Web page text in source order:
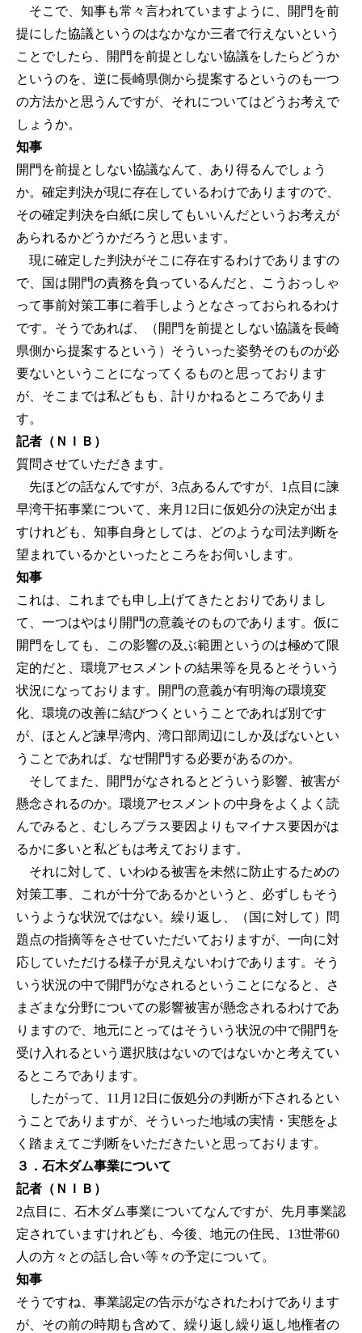
そこで、知事も常々言われていますように、開門を前
提にした協議というのはなかなか三者で行えないという
ことでしたら、開門を前提としない協議をしたらどうか
というのを、逆に長崎県側から提案するというのも一つ
の方法かと思うんですが、それについてはどうお考えで
しょうか。
知事
開門を前提としない協議なんて、あり得るんでしょう
か。確定判決が現に存在しているわけでありますので、
その確定判決を白紙に戻してもいいんだというお考えが
あられるかどうかだろうと思います。
現に確定した判決がそこに存在するわけでありますの
で、国は開門の責務を負っているんだと、こうおっしゃ
って事前対策工事に着手しようとなさっておられるわけ
です。そうであれば、（開門を前提としない協議を長崎
県側から提案するという）そういった姿勢そのものが必
要ないということになってくるものと思っております
が、そこまでは私どもも、計りかねるところでありま
す。
記者（ＮＩＢ）
質問させていただきます。
先ほどの話なんですが、3点あるんですが、1点目に諫
早湾干拓事業について、来月12日に仮処分の決定が出ま
すけれども、知事自身としては、どのような司法判断を
望まれているかといったところをお伺いします。
知事
これは、これまでも申し上げてきたとおりでありまし
て、一つはやはり開門の意義そのものであります。仮に
開門をしても、この影響の及ぶ範囲というのは極めて限
定的だと、環境アセスメントの結果等を見るとそういう
状況になっております。開門の意義が有明海の環境変
化、環境の改善に結びつくということであれば別です
が、ほとんど諫早湾内、湾口部周辺にしか及ばないとい
うことであれば、なぜ開門する必要があるのか。
そしてまた、開門がなされるとどういう影響、被害が
懸念されるのか。環境アセスメントの中身をよくよく読
んでみると、むしろプラス要因よりもマイナス要因がは
るかに多いと私どもは考えております。
それに対して、いわゆる被害を未然に防止するための
対策工事、これが十分であるかというと、必ずしもそう
いうような状況ではない。繰り返し、（国に対して）問
題点の指摘等をさせていただいておりますが、一向に対
応していただける様子が見えないわけであります。そう
いう状況の中で開門がなされるということになると、さ
まざまな分野についての影響被害が懸念されるわけであ
りますので、地元にとってはそういう状況の中で開門を
受け入れるという選択肢はないのではないかと考えてい
るところであります。
したがって、11月12日に仮処分の判断が下されるとい
うことでありますが、そういった地域の実情・実態をよ
く踏まえてご判断をいただきたいと思っております。
３．石木ダム事業について
記者（ＮＩＢ）
2点目に、石木ダム事業についてなんですが、先月事業認
定されていますけれども、今後、地元の住民、13世帯60
人の方々との話し合い等々の予定について。
知事
そうですね、事業認定の告示がなされたわけであります
が、その前の時期も含めて、繰り返し繰り返し地権者の